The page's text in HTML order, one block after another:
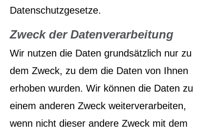
Datenschutzgesetze.
Zweck der Datenverarbeitung
Wir nutzen die Daten grundsätzlich nur zu
dem Zweck, zu dem die Daten von Ihnen
erhoben wurden. Wir können die Daten zu
einem anderen Zweck weiterverarbeiten,
wenn nicht dieser andere Zweck mit dem